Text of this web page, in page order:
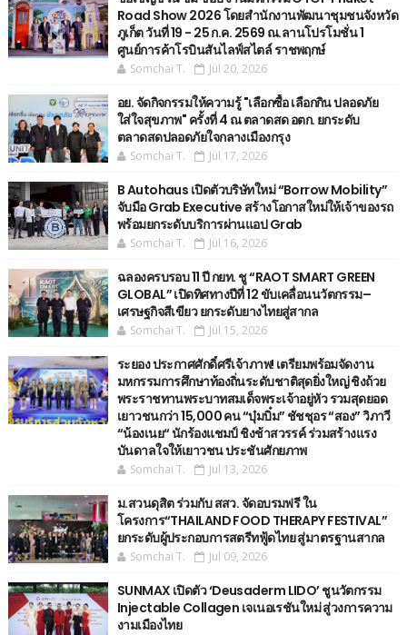
Road Show 2026 โดยสำนักงานพัฒนาชุมชนจังหวัด
ภูเก็ต วันที่ 19 - 25 ก.ค. 2569 ณ.ลานโปรโมชั่น 1
ศูนย์การค้าโรบินสันไลฟ์สไตล์ ราชพฤกษ์
Somchai T. Jul 20, 2026
อย. จัดกิจกรรมให้ความรู้ "เลือกซื้อ เลือกกิน ปลอดภัย
ใส่ใจสุขภาพ" ครั้งที่ 4 ณ ตลาดสด อตก. ยกระดับ
ตลาดสดปลอดภัยใจกลางเมืองกรุง
Somchai T. Jul 17, 2026
B Autohaus เปิดตัวบริษัทใหม่ “Borrow Mobility”
จับมือ Grab Executive สร้างโอกาสใหม่ให้เจ้าของรถ
พร้อมยกระดับบริการผ่านแอป Grab
Somchai T. Jul 16, 2026
ฉลองครบรอบ 11 ปี กยท. ชู “RAOT SMART GREEN
GLOBAL” เปิดทิศทางปีที่ 12 ขับเคลื่อนนวัตกรรม–
เศรษฐกิจสีเขียว ยกระดับยางไทยสู่สากล
Somchai T. Jul 15, 2026
ระยอง ประกาศศักดิ์ศรีเจ้าภาพ! เตรียมพร้อมจัดงาน
มหกรรมการศึกษาท้องถิ่นระดับชาติสุดยิ่งใหญ่ ชิงถ้วย
พระราชทานพระบาทสมเด็จพระเจ้าอยู่หัว รวมสุดยอด
เยาวชนกว่า 15,000 คน “บุ๋มบิ๋ม” ชัชชุอร “สอง” วิภาวี
“น้องเนย“ นักร้องแชมป์ ชิงช้าสวรรค์ ร่วมสร้างแรง
บันดาลใจให้เยาวชน ประชันศักยภาพ
Somchai T. Jul 13, 2026
ม.สวนดุสิต ร่วมกับ สสว. จัดอบรมฟรี ใน
โครงการ“THAILAND FOOD THERAPY FESTIVAL”
ยกระดับผู้ประกอบการสตรีทฟู้ดไทย สู่มาตรฐานสากล
Somchai T. Jul 09, 2026
SUNMAX เปิดตัว ‘Deusaderm LIDO’ ชูนวัตกรรม
Injectable Collagen เจเนอเรชันใหม่ สู่วงการความ
งามเมืองไทย